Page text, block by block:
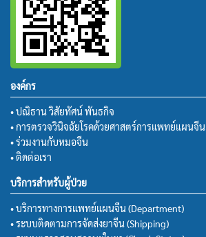
องค์กร
• ปณิธาน วิสัยทัศน์ พันธกิจ
• การตรวจวินิจฉัยโรคด้วยศาสตร์การแพทย์แผนจีน
• ร่วมงานกับหมอจีน
• ติดต่อเรา
บริการสำหรับผู้ป่วย
• บริการทางการแพทย์แผนจีน (Department)
• ระบบติดตามการจัดส่งยาจีน (Shipping)